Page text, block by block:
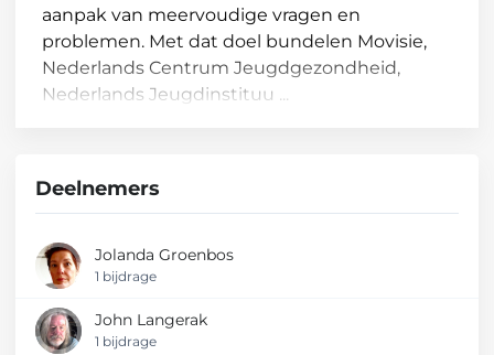
aanpak van meervoudige vragen en
problemen. Met dat doel bundelen Movisie,
Nederlands Centrum Jeugdgezondheid,
Nederlands Jeugdinstituu ...
Deelnemers
Jolanda Groenbos
1 bijdrage
John Langerak
1 bijdrage